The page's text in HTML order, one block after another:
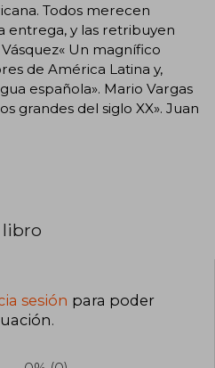
Todos merecen
entrega, y las retribuyen
Un magnífico
de América Latina y,
española». Mario Vargas
grandes del siglo XX». Juan
sesión para poder
.